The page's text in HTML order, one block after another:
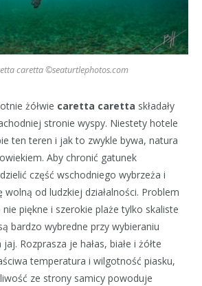
caretta ©seaturtlephotos.com
żółwie caretta caretta składały
stronie wyspy. Niestety hotele
ten teren i jak to zwykle bywa, natura
Aby chronić gatunek
część wschodniego wybrzeża i
od ludzkiej działalności. Problem
piękne i szerokie plaże tylko skaliste
bardzo wybredne przy wybieraniu
Rozprasza je hałas, białe i żółte
temperatura i wilgotność piasku,
ze strony samicy powoduje